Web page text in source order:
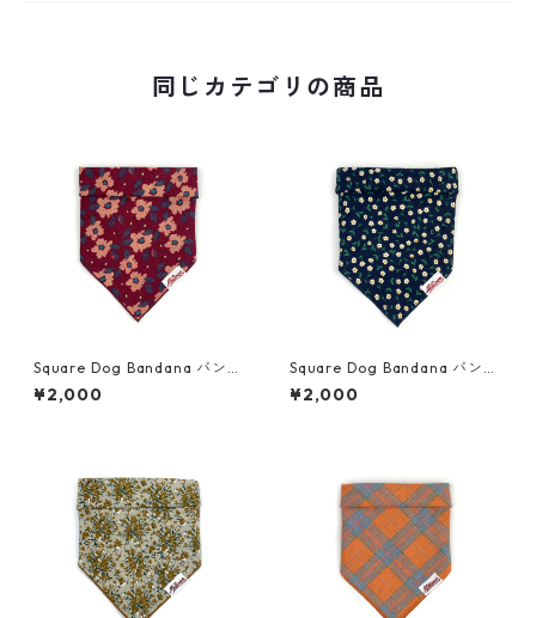
同じカテゴリの商品
Square Dog Bandana バンダ
ナ・フランネル・花柄・ジェ
ーン
¥2,000
Square Dog Bandana バンダ
ナ・フランネル・花柄・リリ
ィ
¥2,000